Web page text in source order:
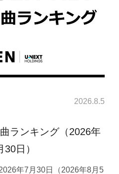
2026.8.5
ランキング（2026年
日）
年7月30日（2026年8月5